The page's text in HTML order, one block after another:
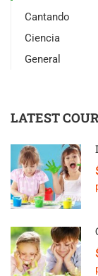
Cantando
Ciencia
General
LATEST